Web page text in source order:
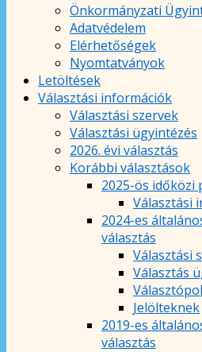
Önkormányzati
Adatvédelem
Elérhetőségek
Nyomtatványok
Letöltések
Választási információk
Választási szervek
Választási ügyintézés
2026. évi választás
Korábbi választások
2025-ös időközi
Választási
2024-es
választás
Választási
Választás
Jelölteknek
2019-es
választás